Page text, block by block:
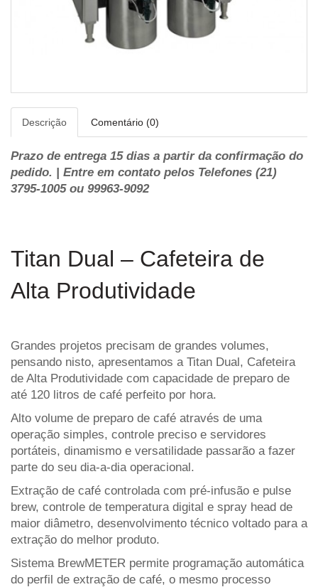
Descrição Comentário (0)
Prazo de entrega 15 dias a partir da confirmação do
pedido. | Entre em contato pelos Telefones (21)
3795-1005 ou 99963-9092
Titan Dual – Cafeteira de
Alta Produtividade
Grandes projetos precisam de grandes volumes,
pensando nisto, apresentamos a Titan Dual, Cafeteira
de Alta Produtividade com capacidade de preparo de
até 120 litros de café perfeito por hora.
Alto volume de preparo de café através de uma
operação simples, controle preciso e servidores
portáteis, dinamismo e versatilidade passarão a fazer
parte do seu dia-a-dia operacional.
Extração de café controlada com pré-infusão e pulse
brew, controle de temperatura digital e spray head de
maior diâmetro, desenvolvimento técnico voltado para a
extração do melhor produto.
Sistema BrewMETER permite programação automática
do perfil de extração de café, o mesmo processo